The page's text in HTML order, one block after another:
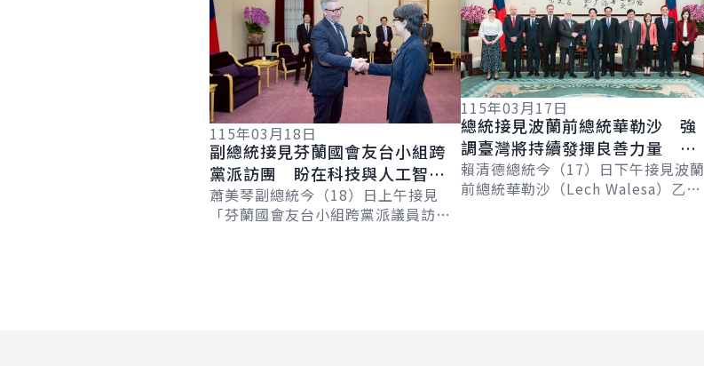
115年03月18日
副總統接見芬蘭國會友台小組跨
黨派訪團 盼在科技與人工智慧
領域深化合作
蕭美琴副總統今（18）日上午接見
「芬蘭國會友台小組跨黨派議員訪問
115年03月17日
總統接見波蘭前總統華勒沙 強
調臺灣將持續發揮良善力量 成
為全球民主韌性的貢獻者
賴清德總統今（17）日下午接見波蘭
前總統華勒沙（Lech Walesa）乙